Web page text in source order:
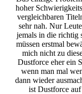
hoher
vergleichbaren
sehr nah. Nur
jemals in die richtig
müssen erstmal
mich nicht zu
Dustforce eher ein
wenn man mal
dann wieder
ist Dustforce